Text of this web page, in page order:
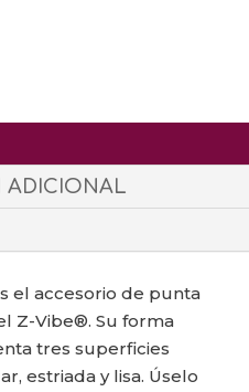
ADICIONAL
el accesorio de punta
Z-Vibe®. Su forma
tres superficies
estriada y lisa. Úselo